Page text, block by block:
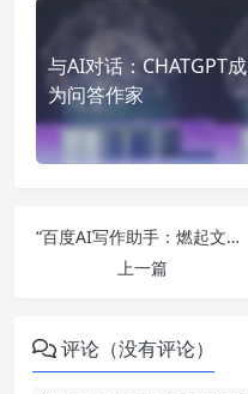
与AI对话：CHATGPT成
为问答作家
“百度AI写作助手：燃起文心一言的智慧之火”
上一篇
评论（没有评论）